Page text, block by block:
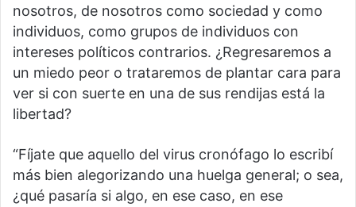
nosotros, de nosotros como sociedad y como
individuos, como grupos de individuos con
intereses políticos contrarios. ¿Regresaremos a
un miedo peor o trataremos de plantar cara para
ver si con suerte en una de sus rendijas está la
libertad?
“Fíjate que aquello del virus cronófago lo escribí
más bien alegorizando una huelga general; o sea,
¿qué pasaría si algo, en ese caso, en ese